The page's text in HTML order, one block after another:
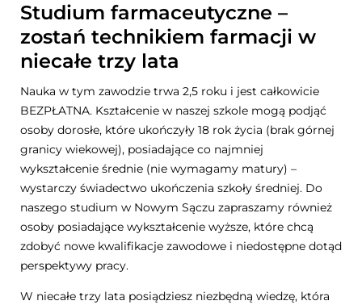
Studium farmaceutyczne –
zostań technikiem farmacji w
niecałe trzy lata
Nauka w tym zawodzie trwa 2,5 roku i jest całkowicie
BEZPŁATNA. Kształcenie w naszej szkole mogą podjąć
osoby dorosłe, które ukończyły 18 rok życia (brak górnej
granicy wiekowej), posiadające co najmniej
wykształcenie średnie (nie wymagamy matury) –
wystarczy świadectwo ukończenia szkoły średniej. Do
naszego studium w Nowym Sączu zapraszamy również
osoby posiadające wykształcenie wyższe, które chcą
zdobyć nowe kwalifikacje zawodowe i niedostępne dotąd
perspektywy pracy.
W niecałe trzy lata posiądziesz niezbędną wiedzę, która